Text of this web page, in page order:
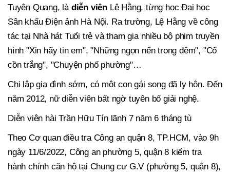
Tuyên Quang, là diễn viên Lệ Hằng, từng học Đại học
Sân khấu Điện ảnh Hà Nội. Ra trường, Lệ Hằng về công
tác tại Nhà hát Tuổi trẻ và tham gia nhiều bộ phim truyền
hình "Xin hãy tin em", "Những ngọn nến trong đêm", "Cổ
cồn trắng", "Chuyện phố phường"…
Chị lập gia đình sớm, có một con gái song đã ly hôn. Đến
năm 2012, nữ diễn viên bất ngờ tuyên bố giải nghệ.
Diễn viên hài Trần Hữu Tín lãnh 7 năm 6 tháng tù
Theo Cơ quan điều tra Công an quận 8, TP.HCM, vào 9h
ngày 11/6/2022, Công an phường 5, quận 8 kiểm tra
hành chính căn hộ tại Chung cư G.V (phường 5, quận 8),